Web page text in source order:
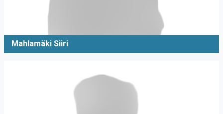
Mahlamäki Siiri